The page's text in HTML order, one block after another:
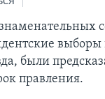
были
правления.